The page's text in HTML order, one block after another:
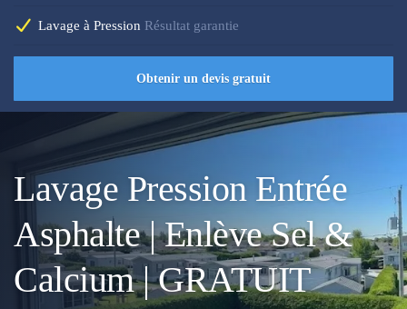
Lavage à Pression Résultat garantie
Obtenir un devis gratuit
Lavage Pression Entrée
Asphalte | Enlève Sel &
Calcium | GRATUIT